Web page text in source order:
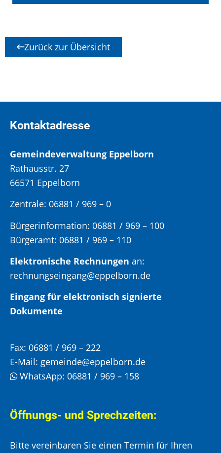
Zurück zur Übersicht
Kontaktadresse
Gemeindeverwaltung Eppelborn
Rathausstr. 27
66571 Eppelborn
Zentrale: 06881 / 969 – 0
Bürgerinformation: 06881 / 969 – 100
Bürgeramt: 06881 / 969 – 110
Elektronische Rechnungen an:
rechnungseingang@eppelborn.de
Eingang für elektronisch signierte
Dokumente
Fax: 06881 / 969 – 222
E-Mail: gemeinde@eppelborn.de
WhatsApp: 06881 / 969 – 158
Öffnungs- und Sprechzeiten:
Bitte vereinbaren Sie einen Termin für Ihren